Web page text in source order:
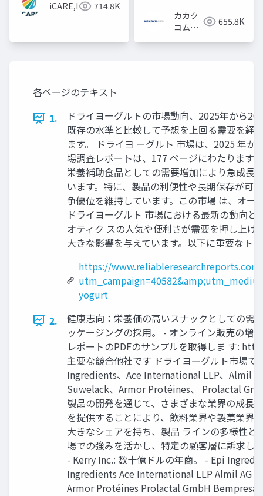
iCARE,Inc 714.8K
カカク
コム採
655.8K
各ページのテキスト
1.
ドライヨーグルトの市場動向、2025年から
既存の水準と比較して予想を上回る需要を経
ます。 ドライヨ ーグルト 市場は、2025 年
場調査レポートは、177 ページにわたります
栄養補助食品としての需要増加により急成長
います。特に、製品の利便性や長期保存が可
争優位を維持しています。この市場 は、オ
ドライヨーグルト 市場における最新の動向
オティク スの人気や便利さが需要を押し上
大きな影響を与えています。以下に重要なト
https://
yogurt
2.
健康志向：栄養価の高いスナックとしての需
ッケージングの採用。 - オンライン販売の増
レポートのPDFのサンプルを取得しま す:
主要な競合他社です ドライヨーグルト市場
Ingredients、Ace International LLP、Almil
Suwelack、Armor Protéines、 Prolactal
製品の開発を通じて、さまざまな業界の成長
を提供することにより、飲料業界や製菓業
大きなシェアを持ち、製品 ラインの多様性
場での強みを活かし、特定の顧客層に訴求
- Kerry Inc.: 数十億ドルの年商。 - Epi
Ingredients Ace International LLP Almil AG
Armor Protéines Prolactal GmbH Bempresa